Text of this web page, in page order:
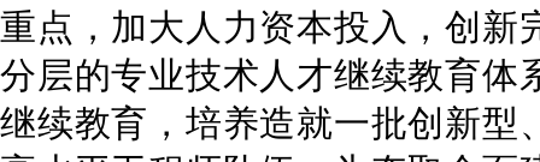
重点，加大人力资本投入，创新
分层的专业技术人才继续教育体
继续教育，培养造就一批创新型